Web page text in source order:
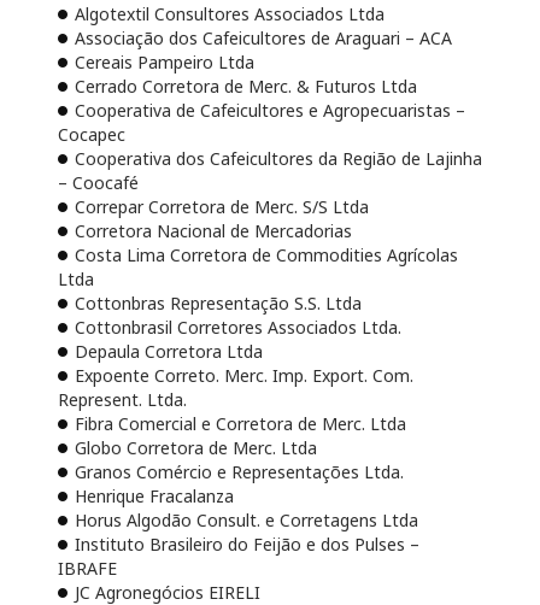
Algotextil Consultores Associados Ltda
Associação dos Cafeicultores de Araguari – ACA
Cereais Pampeiro Ltda
Cerrado Corretora de Merc. & Futuros Ltda
Cooperativa de Cafeicultores e Agropecuaristas –
Cocapec
Cooperativa dos Cafeicultores da Região de Lajinha
– Coocafé
Correpar Corretora de Merc. S/S Ltda
Corretora Nacional de Mercadorias
Costa Lima Corretora de Commodities Agrícolas
Ltda
Cottonbras Representação S.S. Ltda
Cottonbrasil Corretores Associados Ltda.
Depaula Corretora Ltda
Expoente Correto. Merc. Imp. Export. Com.
Represent. Ltda.
Fibra Comercial e Corretora de Merc. Ltda
Globo Corretora de Merc. Ltda
Granos Comércio e Representações Ltda.
Henrique Fracalanza
Horus Algodão Consult. e Corretagens Ltda
Instituto Brasileiro do Feijão e dos Pulses –
IBRAFE
JC Agronegócios EIRELI